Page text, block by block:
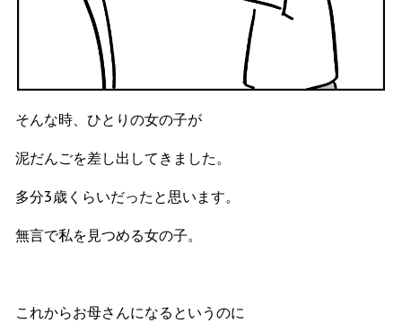
そんな時、ひとりの女の子が
泥だんごを差し出してきました。
多分3歳くらいだったと思います。
無言で私を見つめる女の子。
これからお母さんになるというのに